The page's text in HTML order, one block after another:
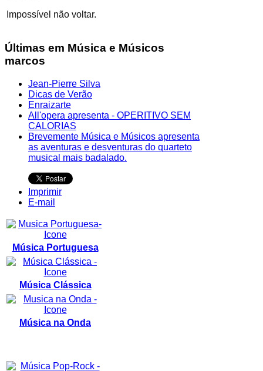
Impossível não voltar.
Últimas em Música e Músicos
marcos
Jean-Pierre Silva
Dicas de Verão
Enraizarte
All'opera apresenta - OPERITIVO SEM
CALORIAS
Brevemente Música e Músicos apresenta
as aventuras e desventuras do quarteto
musical mais badalado.
Imprimir
E-mail
Música Portuguesa
Música Clássica
Música na Onda